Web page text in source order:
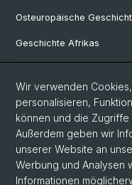
Osteuropäische
Geschichte Afrikas
Social Media
Linkedin
Bluesky
Wir verwenden
personalisieren,
können und die
Außerdem geben wir
unserer Website an
Werbung und Analysen
Informationen